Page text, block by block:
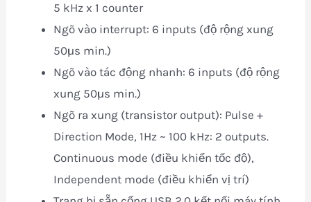
5 kHz x 1 counter
Ngõ vào interrupt: 6 inputs (độ rộng xung
50µs min.)
Ngõ vào tác động nhanh: 6 inputs (độ rộng
xung 50µs min.)
Ngõ ra xung (transistor output): Pulse +
Direction Mode, 1Hz ~ 100 kHz: 2 outputs.
Continuous mode (điều khiển tốc độ),
Independent mode (điều khiển vị trí)